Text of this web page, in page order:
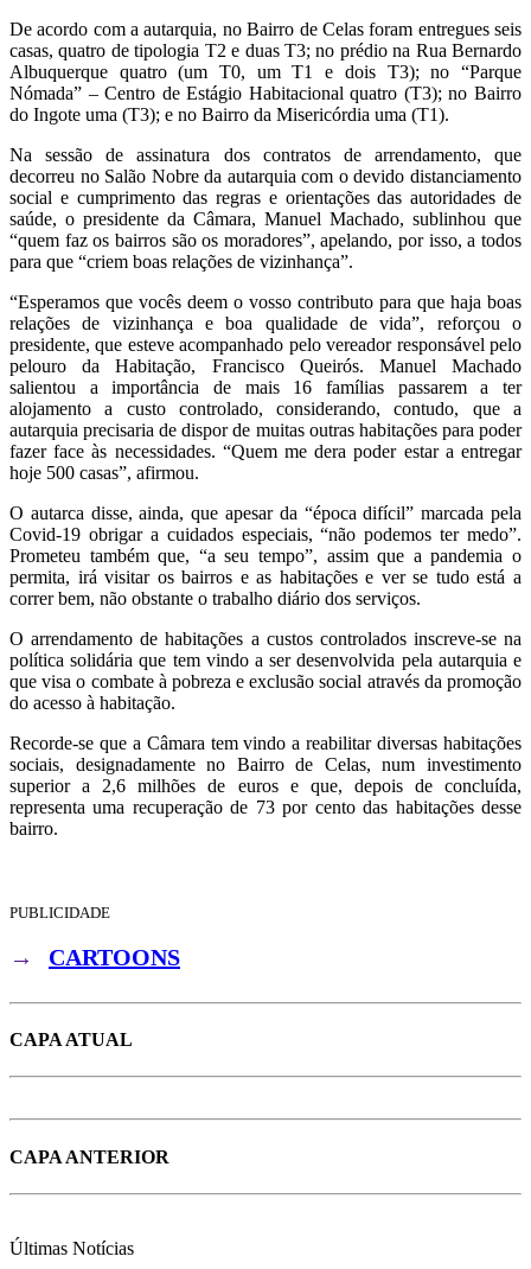
De acordo com a autarquia, no Bairro de Celas foram entregues seis
casas, quatro de tipologia T2 e duas T3; no prédio na Rua Bernardo
Albuquerque quatro (um T0, um T1 e dois T3); no “Parque
Nómada” – Centro de Estágio Habitacional quatro (T3); no Bairro
do Ingote uma (T3); e no Bairro da Misericórdia uma (T1).
Na sessão de assinatura dos contratos de arrendamento, que
decorreu no Salão Nobre da autarquia com o devido distanciamento
social e cumprimento das regras e orientações das autoridades de
saúde, o presidente da Câmara, Manuel Machado, sublinhou que
“quem faz os bairros são os moradores”, apelando, por isso, a todos
para que “criem boas relações de vizinhança”.
“Esperamos que vocês deem o vosso contributo para que haja boas
relações de vizinhança e boa qualidade de vida”, reforçou o
presidente, que esteve acompanhado pelo vereador responsável pelo
pelouro da Habitação, Francisco Queirós. Manuel Machado
salientou a importância de mais 16 famílias passarem a ter
alojamento a custo controlado, considerando, contudo, que a
autarquia precisaria de dispor de muitas outras habitações para poder
fazer face às necessidades. “Quem me dera poder estar a entregar
hoje 500 casas”, afirmou.
O autarca disse, ainda, que apesar da “época difícil” marcada pela
Covid-19 obrigar a cuidados especiais, “não podemos ter medo”.
Prometeu também que, “a seu tempo”, assim que a pandemia o
permita, irá visitar os bairros e as habitações e ver se tudo está a
correr bem, não obstante o trabalho diário dos serviços.
O arrendamento de habitações a custos controlados inscreve-se na
política solidária que tem vindo a ser desenvolvida pela autarquia e
que visa o combate à pobreza e exclusão social através da promoção
do acesso à habitação.
Recorde-se que a Câmara tem vindo a reabilitar diversas habitações
sociais, designadamente no Bairro de Celas, num investimento
superior a 2,6 milhões de euros e que, depois de concluída,
representa uma recuperação de 73 por cento das habitações desse
bairro.
PUBLICIDADE
→ CARTOONS
CAPA ATUAL
CAPA ANTERIOR
Últimas Notícias